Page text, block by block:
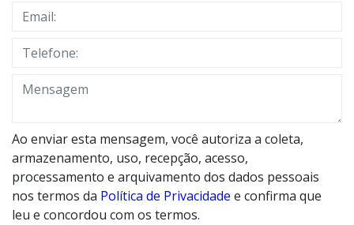
Ao enviar esta mensagem, você autoriza a coleta,
armazenamento, uso, recepção, acesso,
processamento e arquivamento dos dados pessoais
nos termos da Política de Privacidade e confirma que
leu e concordou com os termos.